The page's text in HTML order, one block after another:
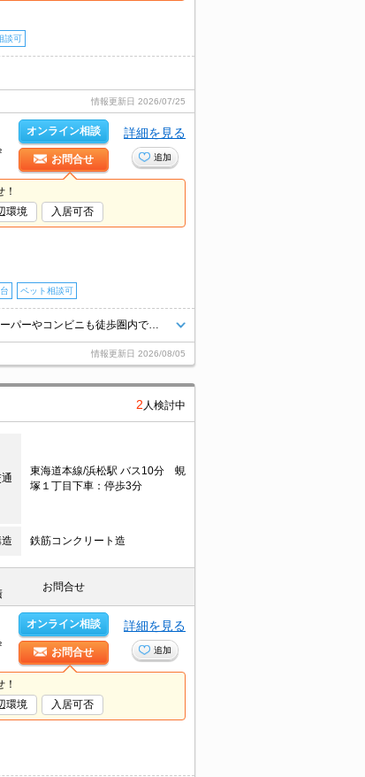
談可
情報更新日 2026/07/25
オンライン相談
お問合せ
詳細を見る
追加
環境 入居可否
ペット相談可
情報更新日 2026/08/05
2 人検討中
東海道本線/浜松駅 バス10分 蜆
塚１丁目下車：停歩3分
鉄筋コンクリート造
お問合せ
オンライン相談
お問合せ
詳細を見る
追加
環境 入居可否